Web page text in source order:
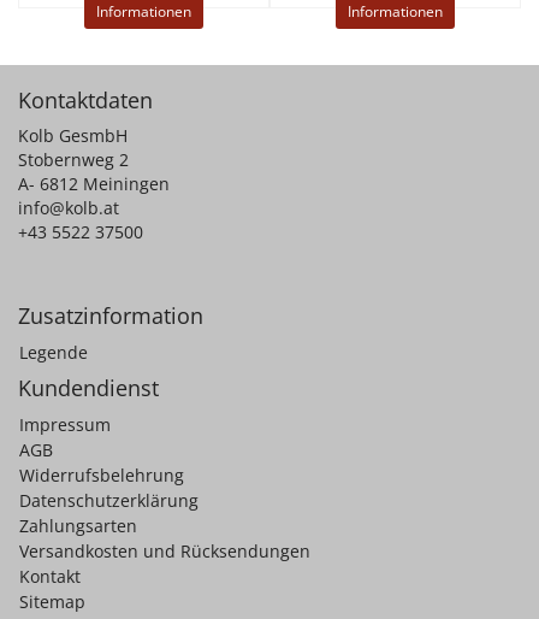
Informationen Informationen
Kontaktdaten
Kolb GesmbH
Stobernweg 2
A- 6812 Meiningen
info@kolb.at
+43 5522 37500
Zusatzinformation
Legende
Kundendienst
Impressum
AGB
Widerrufsbelehrung
Datenschutzerklärung
Zahlungsarten
Versandkosten und Rücksendungen
Kontakt
Sitemap